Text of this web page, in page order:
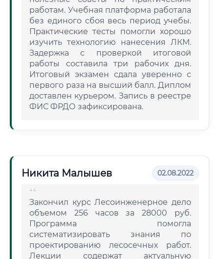
работам. Учебная платформа работала
без единого сбоя весь период учебы.
Практические тесты помогли хорошо
изучить технологию нанесения ЛКМ.
Задержка с проверкой итоговой
работы составила три рабочих дня.
Итоговый экзамен сдала уверенно с
первого раза на высший балл. Диплом
доставлен курьером. Запись в реестре
ФИС ФРДО зафиксирована.
Никита Малышев 02.08.2022
Закончил курс Лесоинженерное дело
объемом 256 часов за 28000 руб.
Программа помогла
систематизировать знания по
проектированию лесосечных работ.
Лекции содержат актуальную